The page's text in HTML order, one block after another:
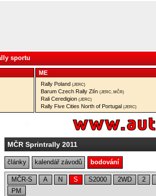
sportu
ME
Rally Poland (JERC)
Barum Czech Rally Zlín (JERC, MČR)
Rali Ceredigion (JERC)
Rally Five Cities North of Portugal (JERC)
MČR Sprintrally 2011
články kalendář závodů bodování
MČR-S A N S S2000 2WD 2
PM